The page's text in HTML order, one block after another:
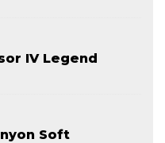
IV Legend
Soft